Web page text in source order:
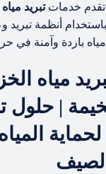
تقدم خدماتتبريد
باستخدام أنظمة
باردة وآمنة في
مياه
| حلول